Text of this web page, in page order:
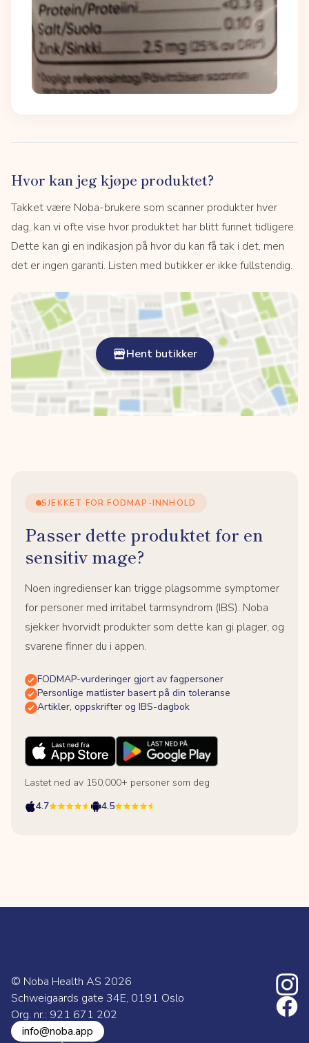
Hvor kan jeg kjøpe produktet?
Takket være Noba-brukere som scanner produkter hver
dag, kan vi ofte vise hvor produktet har blitt funnet tidligere.
Dette kan gi en indikasjon på hvor du kan få tak i det, men
det er ingen garanti. Listen med butikker er ikke fullstendig.
Hent butikker
SJEKKET FOR FODMAP-INNHOLD
Passer dette produktet for en
sensitiv mage?
Noen ingredienser kan trigge plagsomme symptomer
for personer med irritabel tarmsyndrom (IBS). Noba
sjekker hvorvidt produkter som dette kan gi plager, og
svarene finner du i appen.
FODMAP-vurderinger gjort av fagpersoner
Personlige matlister basert på din toleranse
Artikler, oppskrifter og IBS-dagbok
Lastet ned av 150,000+ personer som deg
4.7
4.5
© Noba Health AS 2026
Schweigaards gate 34E, 0191 Oslo
Org. nr.: 921 671 202
info@noba.app